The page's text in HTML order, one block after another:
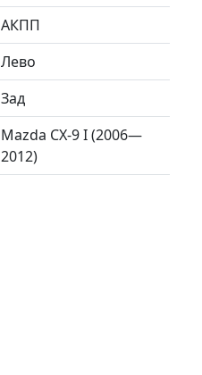
АКПП
Лево
Зад
Mazda CX-9 I (2006—
2012)